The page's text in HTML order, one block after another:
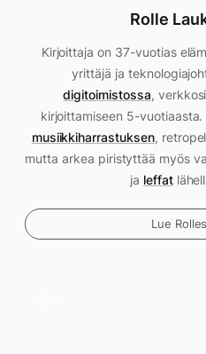
Rolle
Kirjoittaja on 37-vuotias
yrittäjä ja
digitoimistossa,
kirjoittamiseen 5-vuotiaasta.
musiikkiharrastuksen,
mutta arkea piristyttää myös
ja leffat
Lue